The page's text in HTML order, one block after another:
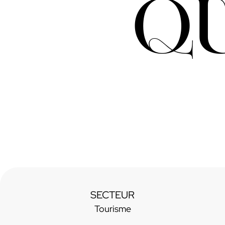
SECTEUR
Tourisme